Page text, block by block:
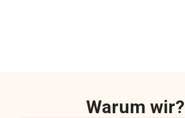
Warum wir?